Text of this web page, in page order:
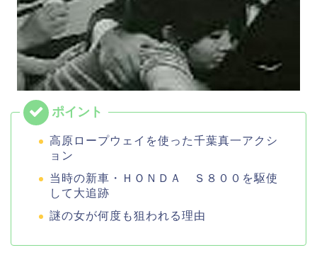
高原ロープウェイを使った千葉真一アクシ
ョン
当時の新車・ＨＯＮＤＡ Ｓ８００を駆使
して大追跡
謎の女が何度も狙われる理由